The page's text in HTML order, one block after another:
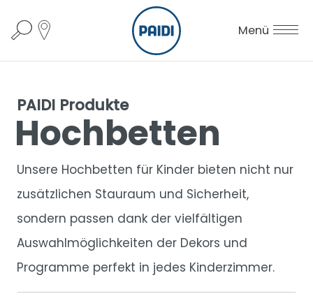
Menü
PAIDI Produkte
Hochbetten
Unsere Hochbetten für Kinder bieten nicht nur
zusätzlichen Stauraum und Sicherheit,
sondern passen dank der vielfältigen
Auswahlmöglichkeiten der Dekors und
Programme perfekt in jedes Kinderzimmer.